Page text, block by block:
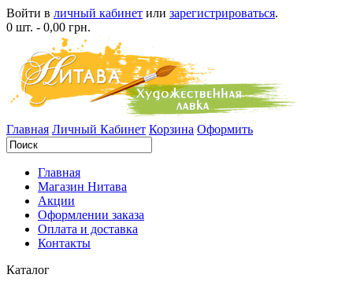
Войти в личный кабинет или зарегистрироваться.
0 шт. - 0,00 грн.
Главная Личный Кабинет Корзина Оформить
Главная
Магазин Нитава
Акции
Оформлении заказа
Оплата и доставка
Контакты
Каталог